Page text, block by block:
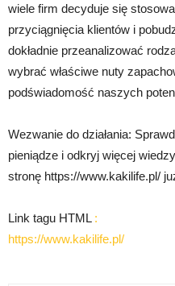
wiele firm decyduje się
przyciągnięcia klientów i
dokładnie przeanalizować
wybrać właściwe nuty
podświadomość naszych
Wezwanie do działania:
pieniądze i odkryj więcej
stronę https://www.kakilife.pl/
Link tagu HTML :
https://www.kakilife.pl/